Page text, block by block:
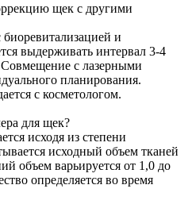
щек с другими
и
выдерживать интервал 3-4
с лазерными
планирования.
с косметологом.
для щек?
исходя из степени
исходный объем тканей
объем варьируется от 1,0 до
определяется во время